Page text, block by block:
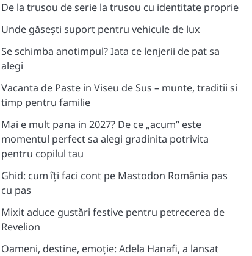
De la trusou de serie la trusou cu identitate proprie
Unde găsești suport pentru vehicule de lux
Se schimba anotimpul? Iata ce lenjerii de pat sa
alegi
Vacanta de Paste in Viseu de Sus – munte, traditii si
timp pentru familie
Mai e mult pana in 2027? De ce „acum” este
momentul perfect sa alegi gradinita potrivita
pentru copilul tau
Ghid: cum îți faci cont pe Mastodon România pas
cu pas
Mixit aduce gustări festive pentru petrecerea de
Revelion
Oameni, destine, emoție: Adela Hanafi, a lansat